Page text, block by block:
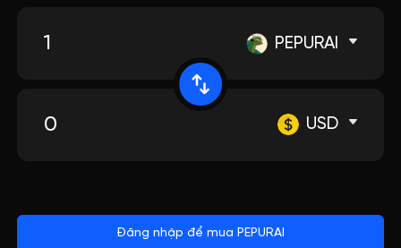
PEPURAI
USD
Đăng nhập để mua PEPURAI